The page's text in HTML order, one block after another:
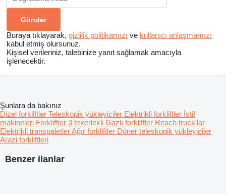
Buraya tıklayarak, gizlilik politikamızı ve kullanıcı anlaşmamızı
kabul etmiş olursunuz.
Kişisel verileriniz, talebinize yanıt sağlamak amacıyla
işlenecektir.
Benzer ilanlar
Şunlara da bakınız
Dizel forkliftler Teleskopik yükleyiciler Elektrikli forkliftler İstif
makineleri Forkliftler 3 tekerlekli Gazlı forkliftler Reach truck'lar
Elektrikli transpaletlerAğır forkliftler Döner teleskopik yükleyiciler
Arazi forkliftleri